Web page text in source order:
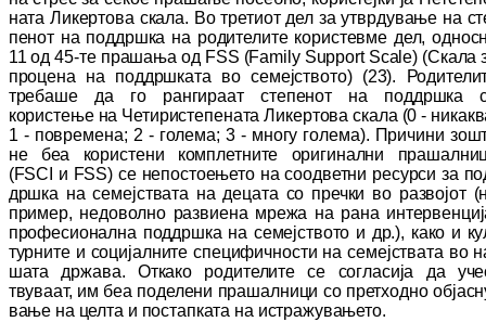
на­та Ли­кер­то­ва скала. Во третиот дел за ут­вр­ду­ва­ње на
пенот на поддршка на ро­ди­те­ли­те користевме дел,
11 од 45-те пра­­ша­ња од FSS (Family Support Scale) (Ска­­ла
про­цена на поддршката во се­меј­ство­то)(23).
требаше да го рангираат сте­­пенот на поддршка
користење на Че­тири­степената Ли­кертова скала (0 -
1 - по­­времена; 2 - голема; 3 - многу голема). При­­чи­ни
не беа користени ком­плет­ни­те оригинални пра
(FSCI и FSS) се непостоењето на соод­ветни ресурси за
дршка на се­меј­ства­та на децата со преч­ки во развојот
при­мер, недоволно раз­вие­на мрежа на рана ин­тер­
про­фе­сио­нал­на поддршка на се­меј­ството и др.), како и
турните и со­ци­јал­ни­те специфичности на се­мејствата во
ша­та држава. Откако ро­ди­те­ли­те се согласија да
твуваат, им беа по­де­лени прашалници со прет­ходно
ва­ње на целта и постапката на ис­тр­аж­ув­ање­то.